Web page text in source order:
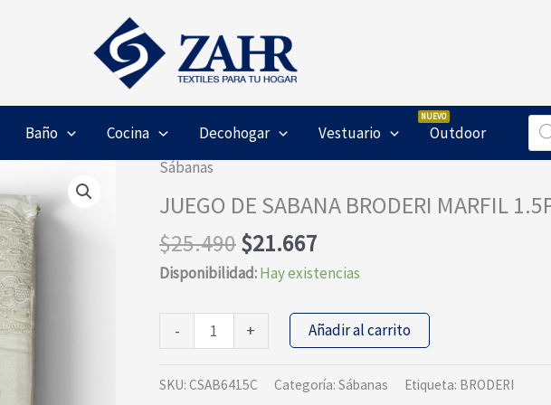
Baño Cocina Decohogar Vestuario Outdoor de
Sábanas
JUEGO DE SABANA BRODERI MARFIL
$25.490El
precio
era:
$25.490.
$21.667
precio
es:
$21.667.
Disponibilidad:Hay existencias
-
DE
SABANA
+ Añadir al carrito
SKU: CSAB6415C Categoría: Sábanas Etiqueta: BRODERI